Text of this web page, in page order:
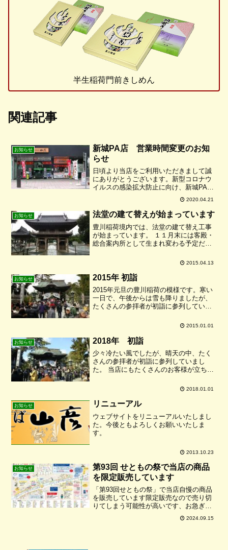
半生稲荷門前きしめん
関連記事
お知らせ
新城PA店 営業時間変更のお知
らせ
日頃より当店をご利用いただきまして誠
にありがとうございます。新型コロナウ
イルスの感染拡大防止に向け、新城PA店
の営業時間を 5月8日(金)から当面の間、
下記の通り変更させていただきます。営
業時間 10:00 ～ 15:00 （オーダースト
ッ...
2020.04.21
お知らせ 法堂の建て替えが始まっています
豊川稲荷境内では、法堂の建て替え工事
が始まっています。 １１月末には客殿・
総合案内所として生まれ変わる予定だそ
2015.04.13
お知らせ 2015年 初詣
2015年元旦の豊川稲荷の模様です。寒い
一日で、午後からは雪も降りましたが、
たくさんの参拝者が初詣に参列していま
様が立ち寄っていただきました。誠にあ
2015.01.01
お知らせ 2018年 初詣
少々冷たい風でしたが、晴天の中、たく
さんの参拝者が初詣に参列していまし
た。 当店にもたくさんのお客様が立ち寄
す。。 本年も格段のご愛顧のほど、よろ
2018.01.01
お知らせ リニューアル
ウェブサイトをリニューアルいたしまし
た。今後ともよろしくお願いいたしま
す。
2013.10.23
お知らせ
第93回 せともの祭で当店の商品
を限定販売しています
「第93回せともの祭」で当店自慢の商品
を販売しています限定販売なので売り切
りてしまう可能性が高いです、お急ぎ下
さい！！販売日時：9月14日(土)および15
日(日) 午前10時～午後3時場所：瀬戸焼
2024.09.15